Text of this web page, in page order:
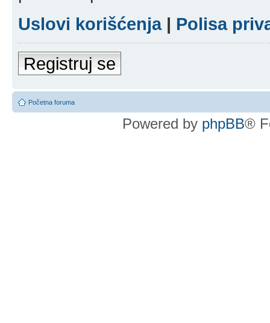
Uslovi korišćenja| Polisa
Registruj se
Početna foruma
Powered by phpBB®